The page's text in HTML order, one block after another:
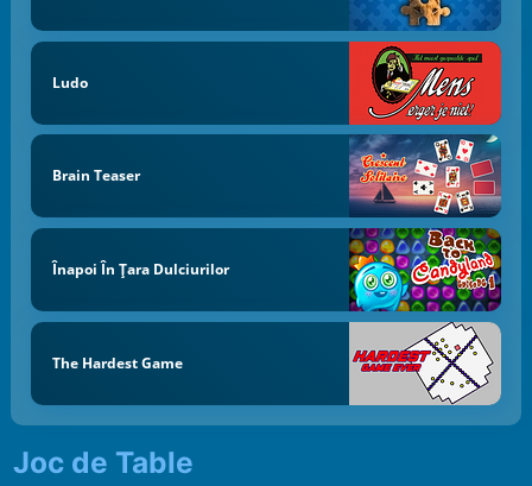
Ludo
Brain Teaser
Înapoi În Țara Dulciurilor
The Hardest Game
Joc de Table